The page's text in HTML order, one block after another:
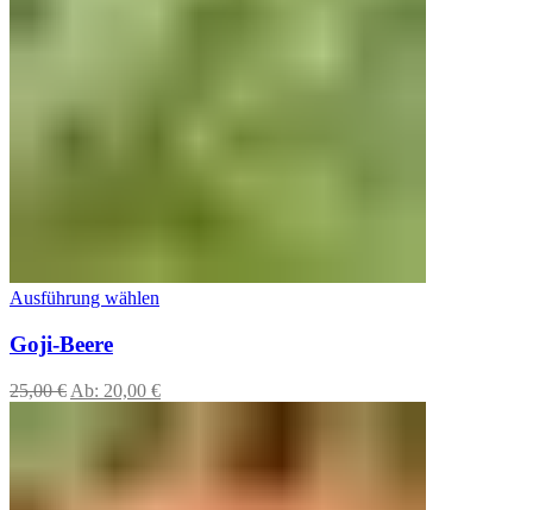
Ausführung wählen
Goji-Beere
25,00€ Ab: 20,00 €